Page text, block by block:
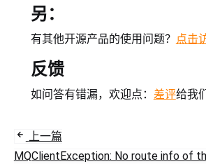
另：
有其他开源产品的使用问题？ 点击
反馈
如问答有错漏，欢迎点： 差评给我
上一篇
MQClientException: No route info of